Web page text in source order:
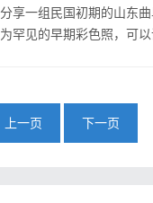
分享一组民国初期的山东
为罕见的早期彩色照，可
为下集：...
上一页 下一页